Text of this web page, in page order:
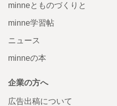
minneとものづくりと
minne学習帖
ニュース
minneの本
企業の方へ
広告出稿について